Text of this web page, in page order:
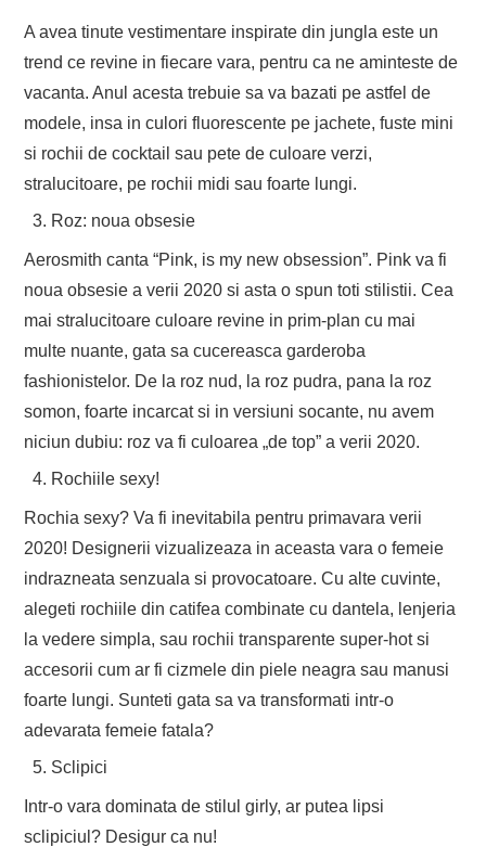
A avea tinute vestimentare inspirate din jungla este un
trend ce revine in fiecare vara, pentru ca ne aminteste de
vacanta. Anul acesta trebuie sa va bazati pe astfel de
modele, insa in culori fluorescente pe jachete, fuste mini
si rochii de cocktail sau pete de culoare verzi,
stralucitoare, pe rochii midi sau foarte lungi.
Roz: noua obsesie
Aerosmith canta “Pink, is my new obsession”. Pink va fi
noua obsesie a verii 2020 si asta o spun toti stilistii. Cea
mai stralucitoare culoare revine in prim-plan cu mai
multe nuante, gata sa cucereasca garderoba
fashionistelor. De la roz nud, la roz pudra, pana la roz
somon, foarte incarcat si in versiuni socante, nu avem
niciun dubiu: roz va fi culoarea „de top” a verii 2020.
Rochiile sexy!
Rochia sexy? Va fi inevitabila pentru primavara verii
2020! Designerii vizualizeaza in aceasta vara o femeie
indrazneata senzuala si provocatoare. Cu alte cuvinte,
alegeti rochiile din catifea combinate cu dantela, lenjeria
la vedere simpla, sau rochii transparente super-hot si
accesorii cum ar fi cizmele din piele neagra sau manusi
foarte lungi. Sunteti gata sa va transformati intr-o
adevarata femeie fatala?
Sclipici
Intr-o vara dominata de stilul girly, ar putea lipsi
sclipiciul? Desigur ca nu!